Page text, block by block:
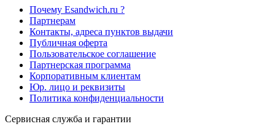
Почему Esandwich.ru ?
Партнерам
Контакты, адреса пунктов выдачи
Публичная оферта
Пользовательское соглашение
Партнерская программа
Корпоративным клиентам
Юр. лицо и реквизиты
Политика конфиденциальности
Сервисная служба и гарантии